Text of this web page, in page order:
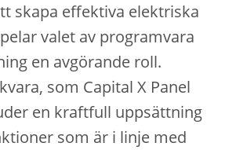
skapa effektiva elektriska
valet av programvara
en avgörande roll.
som Capital X Panel
en kraftfull uppsättning
som är i linje med